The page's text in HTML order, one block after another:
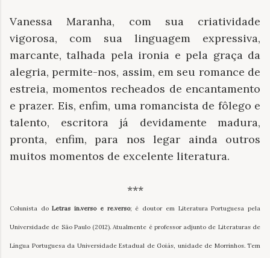
Vanessa Maranha, com sua criatividade
vigorosa, com sua linguagem expressiva,
marcante, talhada pela ironia e pela graça da
alegria, permite-nos, assim, em seu romance de
estreia, momentos recheados de encantamento
e prazer. Eis, enfim, uma romancista de fôlego e
talento, escritora já devidamente madura,
pronta, enfim, para nos legar ainda outros
muitos momentos de excelente literatura.
***
Colunista doLetras in.verso e re.verso; é doutor em Literatura Portuguesa pela
Universidade de São Paulo (2012). Atualmente é professor adjunto de Literaturas de
Língua Portuguesa da Universidade Estadual de Goiás, unidade de Morrinhos. Tem